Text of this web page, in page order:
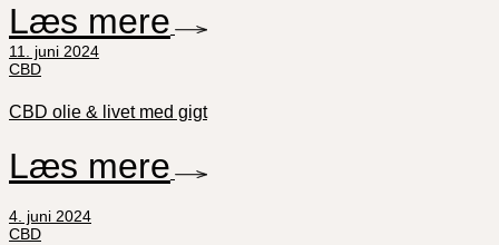
Læs mere
11. juni 2024
CBD
CBD olie & livet med gigt
Læs mere
4. juni 2024
CBD